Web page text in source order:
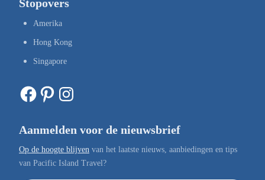
Stopovers
Amerika
Hong Kong
Singapore
Facebook Pinterest Instagram
Aanmelden voor de nieuwsbrief
Op de hoogte blijven van het laatste nieuws, aanbiedingen en tips
van Pacific Island Travel?